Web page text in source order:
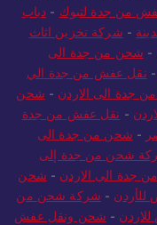
من جدة لتبوك - دباب
- شركة تخزين اثاث
- شحن من جدة الى
- نقل عفش من جدة الي
جدة الى الاردن - شحن
- نقل عفش من جدة
- شحن من جدة الى
شحن من جدة إلى
جدة الى الاردن - شحن
- شركة شحن من
- شحن ونقل عفش